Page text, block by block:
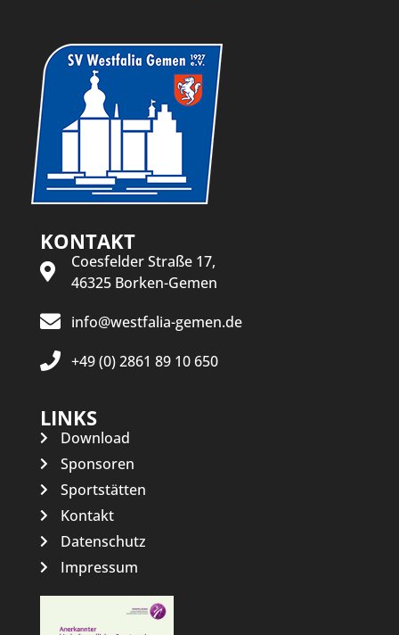
KONTAKT
Coesfelder Straße 17,
46325 Borken-Gemen
info@westfalia-gemen.de
+49 (0) 2861 89 10 650
LINKS
Download
Sponsoren
Sportstätten
Kontakt
Datenschutz
Impressum